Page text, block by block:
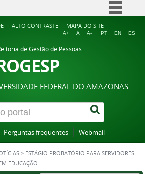
Simplifique!
Acesso à informação
Legislação
Canais
ALTO CONTRASTE MAPA DO SITE
A+ A A- PT EN ES
de Gestão de Pessoas
FEDERAL DO AMAZONAS
Perguntas frequentes Webmail
> ESTÁGIO PROBATÓRIO PARA SERVIDORES
EDUCAÇÃO